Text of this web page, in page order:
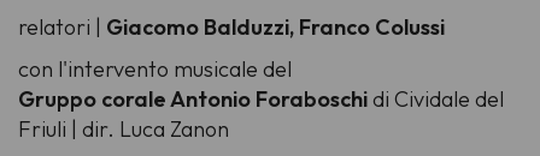
relatori | Giacomo Balduzzi, Franco Colussi
con l'intervento musicale del
Gruppo corale Antonio Foraboschidi Cividale del
Friuli | dir. Luca Zanon